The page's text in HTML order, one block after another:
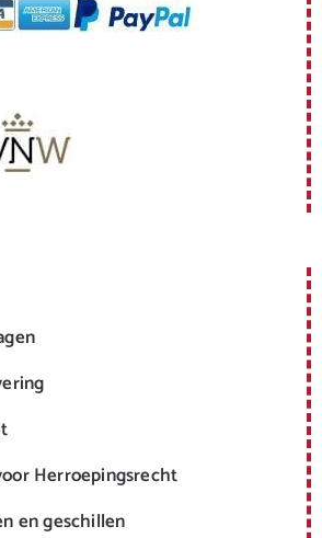
Herroepingsrecht
en geschillen